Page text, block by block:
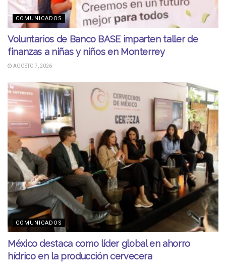
COMUNICADOS
Voluntarios de Banco BASE imparten taller de
finanzas a niñas y niños en Monterrey
AGOSTO 7, 2026
COMUNICADOS
México destaca como líder global en ahorro
hídrico en la producción cervecera